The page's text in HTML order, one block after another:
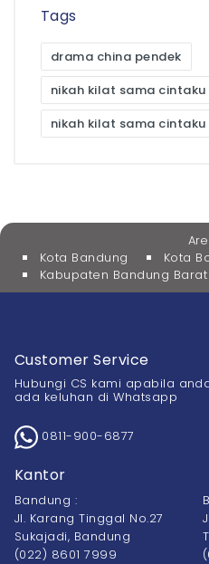
Tags
drama china pendek
nikah kilat sama cintaku
nikah kilat sama
Kota Bandung
Kota
Kabupaten Bandung Barat
Customer Service
Hubungi CS kami apabila
ada keluhan di Whatsapp
0811-900-6877
Kantor
Bandung :
Jl. Karang Tinggal No.27
Sukajadi, Bandung
(022) 8601 7999